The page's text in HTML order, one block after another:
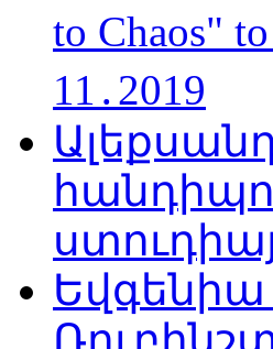
to Chaos"
11․2019
Եվգենիա